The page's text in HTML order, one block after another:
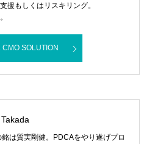
援もしくはリスキリング。
CMO SOLUTION
銘は質実剛健。PDCAをやり遂げプロ